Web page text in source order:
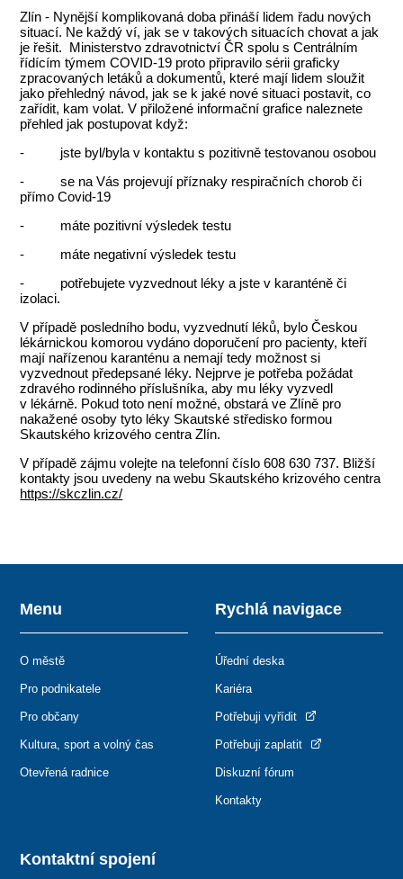
Zlín - Nynější komplikovaná doba přináší lidem řadu nových
situací. Ne každý ví, jak se v takových situacích chovat a jak
je řešit. Ministerstvo zdravotnictví ČR spolu s Centrálním
řídícím týmem COVID-19 proto připravilo sérii graficky
zpracovaných letáků a dokumentů, které mají lidem sloužit
jako přehledný návod, jak se k jaké nové situaci postavit, co
zařídit, kam volat. V přiložené informační grafice naleznete
přehled jak postupovat když:
- jste byl/byla v kontaktu s pozitivně testovanou osobou
- se na Vás projevují příznaky respiračních chorob či
přímo Covid-19
- máte pozitivní výsledek testu
- máte negativní výsledek testu
- potřebujete vyzvednout léky a jste v karanténě či
izolaci.
V případě posledního bodu, vyzvednutí léků, bylo Českou
lékárnickou komorou vydáno doporučení pro pacienty, kteří
mají nařízenou karanténu a nemají tedy možnost si
vyzvednout předepsané léky. Nejprve je potřeba požádat
zdravého rodinného příslušníka, aby mu léky vyzvedl
v lékárně. Pokud toto není možné, obstará ve Zlíně pro
nakažené osoby tyto léky Skautské středisko formou
Skautského krizového centra Zlín.
V případě zájmu volejte na telefonní číslo 608 630 737. Bližší
kontakty jsou uvedeny na webu Skautského krizového centra
https://skczlin.cz/
Kontaktní spojení
Menu
O městě
Pro podnikatele
Pro občany
Kultura, sport a volný čas
Otevřená radnice
Rychlá navigace
Úřední deska
Kariéra
Potřebuji vyřídit
Potřebuji zaplatit
Diskuzní fórum
Kontakty